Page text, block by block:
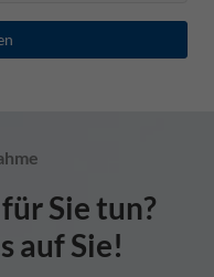
Sie tun?
auf Sie!